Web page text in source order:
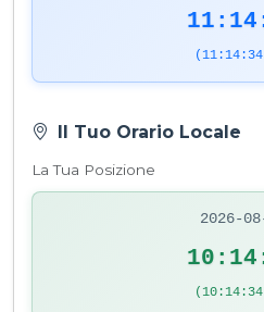
(11:14:34
Il Tuo Orario Locale
La Tua Posizione
2026-
(10:14:34